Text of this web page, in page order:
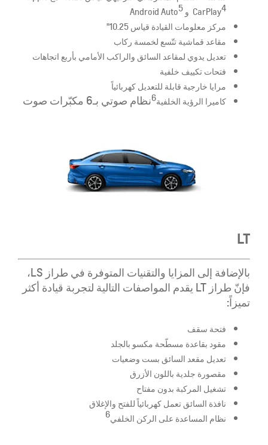
CarPlay4 و Android Auto 5
مركز معلومات القيادة قياس 10.25"
مقاعد قماشية تتّسع لخمسة ركاب
تعديل يدوي لمقاعد السائق والراكب الأمامي بأربع اتجاهات
فتحات تكييف خلفية
مرايا خارجية قابلة للتعديل كهربائياً
كاميرا الرؤية الخلفية 6نظام صوتي بـ6 مكبّرات صوت
LT
بالإضافة إلى المزايا والتقنيات المتوفرة في طراز LS،
فإنّ طراز LT يقدم المواصفات التالية لتجربة قيادة أكثر
تميزاً:
فتحة سقف
مقود بقاعدة مسطّحة مكسو بالجلد
تعديل مقعد السائق بست وضعيات
مقصورة جلدية باللون الأزرق
تشغيل المركبة بدون مفتاح
نافذة السائق تعمل كهربائياً للفتح والإغلاق
نظام المساعدة على الركن الخلفي 6